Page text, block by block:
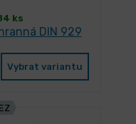
ks
DIN 929
Vybrat variantu